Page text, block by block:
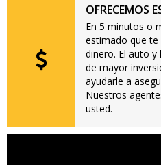
OFRECEMOS
En 5 minutos o
estimado que te
dinero. El auto y
de mayor
ayudarle a
Nuestros
usted.